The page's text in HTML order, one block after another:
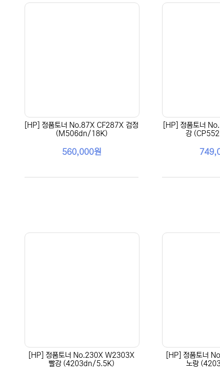
[HP] 정품토너 No.87X CF287X 검정
(M506dn/18K)
560,000원
[HP] 정품토너
강
[HP] 정품토너 No.230X W2303X
빨강 (4203dn/5.5K)
[HP] 정품토너
노랑